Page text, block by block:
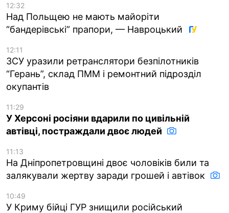
12:32
Над Польщею не мають майоріти
“бандерівські” прапори, — Навроцький
12:11
ЗСУ уразили ретранслятори безпілотників
“Герань”, склад ПММ і ремонтний підрозділ
окупантів
11:29
У Херсоні росіяни вдарили по цивільній
автівці, постраждали двоє людей
11:13
На Дніпропетровщині двоє чоловіків били та
залякували жертву заради грошей і автівок
10:49
У Криму бійці ГУР знищили російський